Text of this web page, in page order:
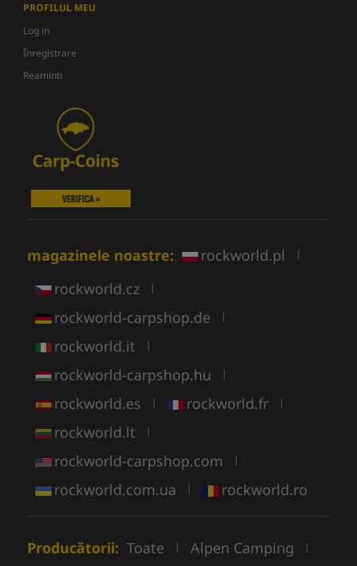
PROFILUL MEU
Log in
Înregistrare
Reaminti
VERIFICA »
magazinele noastre: rockworld.pl |
rockworld.cz |
rockworld-carpshop.de |
rockworld.it |
rockworld-carpshop.hu |
rockworld.es | rockworld.fr |
rockworld.lt |
rockworld-carpshop.com |
rockworld.com.ua | rockworld.ro
Producătorii: Toate | Alpen Camping |